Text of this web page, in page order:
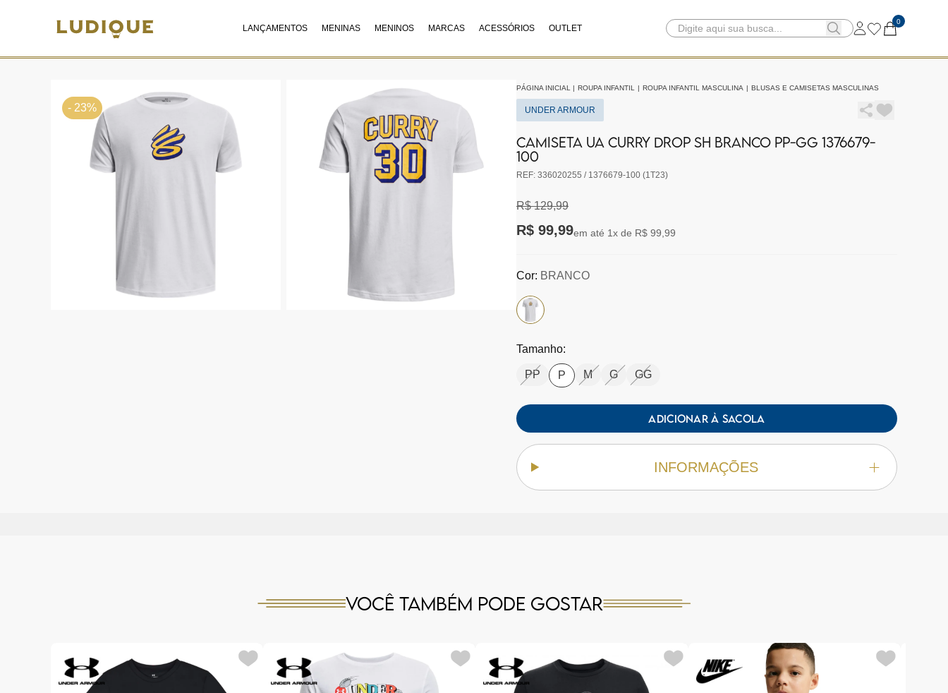
LANÇAMENTOS MENINAS MENINOS MARCAS ACESSÓRIOS OUTLET
0
PÁGINA INICIAL | ROUPA INFANTIL | ROUPA INFANTIL MASCULINA | BLUSAS E CAMISETAS MASCULINAS
UNDER ARMOUR
CAMISETA UA CURRY DROP SH BRANCO PP-GG 1376679-
100
REF: 336020255 / 1376679-100 (1T23)
R$ 129,99
R$ 99,99em até 1x de R$ 99,99
- 23%
Cor: BRANCO
Tamanho:
PP P M G GG
ADICIONAR À SACOLA
INFORMAÇÕES
Você também pode gostar